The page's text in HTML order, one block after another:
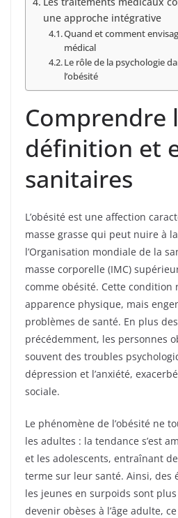
une approche intégrative
Quand et comment
médical
Le rôle de la psychologie
l’obésité
Comprendre
définition et
sanitaires
L’obésité est une affection
masse grasse qui peut nuire à
l’Organisation mondiale de la
masse corporelle (IMC)
comme obésité. Cette condition
apparence physique, mais
problèmes de santé. En plus
précédemment, les personnes
souvent des troubles
dépression et l’anxiété,
sociale.
Le phénomène de l’obésité ne
les adultes : la tendance s’est
et les adolescents, entraînant
terme sur leur santé. Ainsi, des
les jeunes en surpoids sont
devenir obèses à l’âge adulte,